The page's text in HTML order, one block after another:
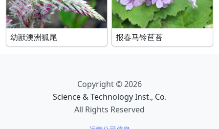
幼獸澳洲狐尾 报春马铃苣苔
Copyright © 2026
Science & Technology Inst., Co.
All Rights Reserved